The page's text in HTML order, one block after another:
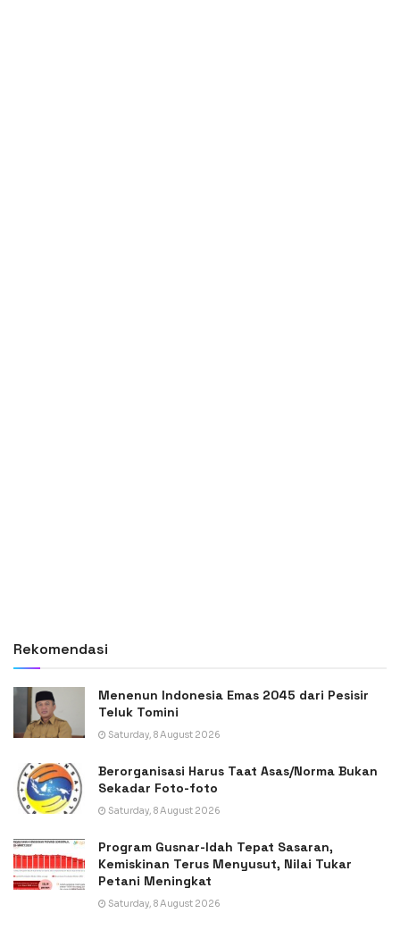
Rekomendasi
Menenun Indonesia Emas 2045 dari Pesisir
Teluk Tomini
Saturday, 8 August 2026
Berorganisasi Harus Taat Asas/Norma Bukan
Sekadar Foto-foto
Saturday, 8 August 2026
Program Gusnar-Idah Tepat Sasaran,
Kemiskinan Terus Menyusut, Nilai Tukar
Petani Meningkat
Saturday, 8 August 2026